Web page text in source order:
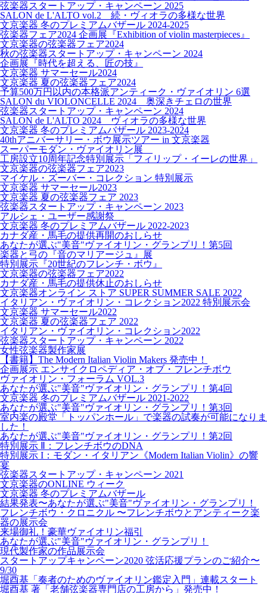
弦楽器スタートアップ・キャンペーン 2025
SALON de L'ALTO vol.2 続・ヴィオラの多様な世界
文京楽器 冬のプレミアムバザール 2024-2025
弦楽器フェア2024 企画展『Exhibition of violin masterpieces』
文京楽器の弦楽器フェア2024
秋の弦楽器スタートアップ・キャンペーン 2024
企画展『時代を超える、匠の技』
文京楽器 サマーセール2024
文京楽器 夏の弦楽器フェア2024
予算500万円以内の本格派アンティーク・ヴァイオリン 6選
SALON du VIOLONCELLE 2024 奥深きチェロの世界
弦楽器スタートアップ・キャンペーン 2024
SALON de L'ALTO 2024 ヴィオラの多様な世界
文京楽器 冬のプレミアムバザール 2023-2024
40thアニバーサリー・ボウ展示ツアー in 文京楽器
スーパーモダン・ヴァイオリン展
工房設立10周年記念特別展示「フィリップ・イーレの世界」
文京楽器の弦楽器フェア2023
マイケル・ズーバー・コレクション 特別展示
文京楽器 サマーセール2023
文京楽器 夏の弦楽器フェア 2023
弦楽器スタートアップ・キャンペーン 2023
アルシェ・ユーザー感謝祭
文京楽器 冬のプレミアムバザール 2022-2023
カナダ産・馬毛の提供再開のおしらせ
あなたが選ぶ"美音"ヴァイオリン・グランプリ！第5回
楽器と弓の『音のマリアージュ』展
特別展示『20世紀のフレンチ・ボウ』
文京楽器の弦楽器フェア2022
カナダ産・馬毛の提供休止のおしらせ
文京楽器オンライン ストア SUPER SUMMER SALE 2022
イタリアン・ヴァイオリン・コレクション2022 特別展示会
文京楽器 サマーセール2022
文京楽器 夏の弦楽器フェア 2022
イタリアン・ヴァイオリン・コレクション2022
弦楽器スタートアップ・キャンペーン 2022
女性弦楽器製作家展
【書籍】The Modern Italian Violin Makers 発売中！
企画展示 エンサイクロペディア・オブ・フレンチボウ
ヴァイオリン・フォーラム VOL.3
あなたが選ぶ"美音"ヴァイオリン・グランプリ！第4回
文京楽器 冬のプレミアムバザール 2021-2022
あなたが選ぶ"美音"ヴァイオリン・グランプリ！第3回
室内楽の殿堂「トッパンホール」で楽器の試奏が可能になりま
した！
あなたが選ぶ"美音"ヴァイオリン・グランプリ！第2回
特別展示 Ⅱ：フレンチボウのDNA
特別展示 I：モダン・イタリアン《Modern Italian Violin》の響
宴
弦楽器スタートアップ・キャンペーン 2021
文京楽器のONLINE ウィーク
文京楽器 冬のプレミアムバザール
結果発表〜あなたが選ぶ"美音"ヴァイオリン・グランプリ！
フレンチボウ・クロニクル 〜フレンチボウとアンティーク楽
器の展示会
来場御礼！豪華ヴァイオリン福引
あなたが選ぶ"美音"ヴァイオリン・グランプリ！
現代製作家の作品展示会
スタートアップキャンペーン2020 弦活応援プランのご紹介〜
9/30
堀酉基「奏者のためのヴァイオリン鑑定入門」連載スタート
堀酉基 著「老舗弦楽器専門店の工房から」発売中！